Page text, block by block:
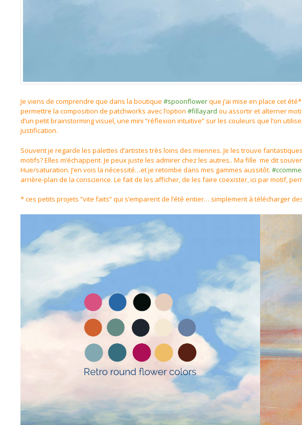
Je viens de comprendre que dans la boutique #spoonflowerque j’ai mise en place cet
permettre la composition de patchworks avec l’option #fillayard ou assortir et alterner
d’un petit brainstorming visuel, une mini “réflexion intuitive” sur les couleurs que l’on
justification.
Souvent je regarde les palettes d’artistes très loins des miennes. Je les trouve
motifs? Elles m’échappent. Je peux juste les admirer chez les autres.. Ma fille me dit
Hue/saturation. J’en vois la nécessité…et je retombe dans mes gammes aussitôt.
arrière-plan de la conscience. Le fait de les afficher, de les faire coexister, ici par motif,
* ces petits projets “vite faits” qui s’emparent de l’été entier… simplement à télécharger